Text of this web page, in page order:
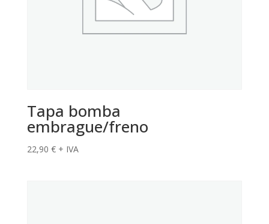
Tapa bomba
embrague/freno
22,90 € + IVA